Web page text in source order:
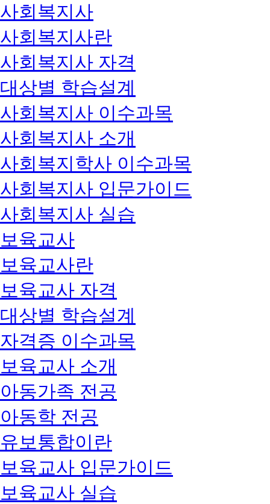
사회복지사
사회복지사란
사회복지사 자격
대상별 학습설계
사회복지사 이수과목
사회복지사 소개
사회복지학사 이수과목
사회복지사 입문가이드
사회복지사 실습
보육교사
보육교사란
보육교사 자격
대상별 학습설계
자격증 이수과목
보육교사 소개
아동가족 전공
아동학 전공
유보통합이란
보육교사 입문가이드
보육교사 실습